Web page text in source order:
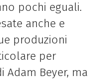
pochi eguali.
anche e
produzioni
per
Adam Beyer, ma